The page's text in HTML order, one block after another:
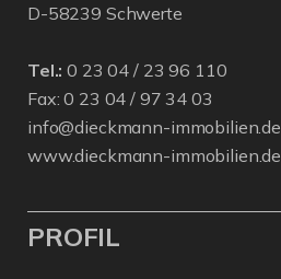
D-58239 Schwerte
Tel.: 0 23 04 / 23 96 110
Fax: 0 23 04 / 97 34 03
info@dieckmann-immobilien.de
www.dieckmann-immobilien.de
PROFIL